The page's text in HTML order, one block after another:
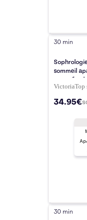
30 min
sommeil
en
VictoriaTop
34.95€
30 min